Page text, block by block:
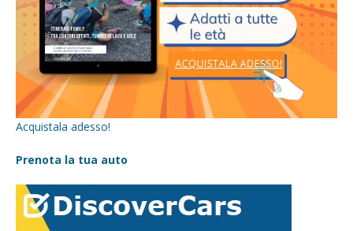
Acquistala adesso!
Prenota la tua auto